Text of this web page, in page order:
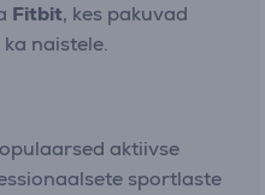
Fitbit, kes pakuvad
naistele.
aktiivse
sportlaste